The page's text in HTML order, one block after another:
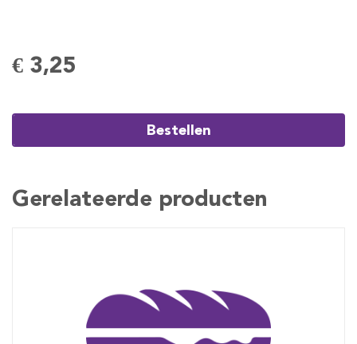
€ 3,25
Bestellen
Gerelateerde producten